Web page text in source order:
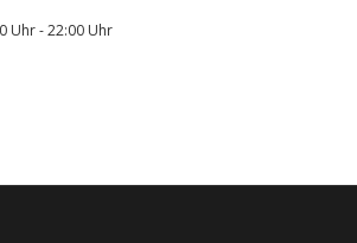
Uhr-22:00 Uhr